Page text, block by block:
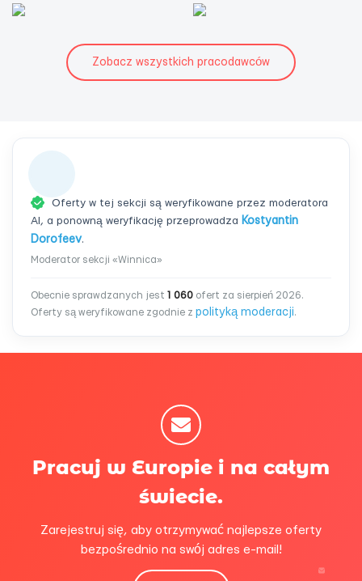
Zobacz wszystkich pracodawców
Oferty w tej sekcji są weryfikowane przez moderatora
AI, a ponowną weryfikację przeprowadza Kostyantin
Dorofeev.
Moderator sekcji «Winnica»
Obecnie sprawdzanych jest 1 060 ofert za sierpień 2026.
Oferty są weryfikowane zgodnie z polityką moderacji.
Pracuj w Europie i na całym
świecie.
Zarejestruj się, aby otrzymywać najlepsze oferty
bezpośrednio na swój adres e-mail!